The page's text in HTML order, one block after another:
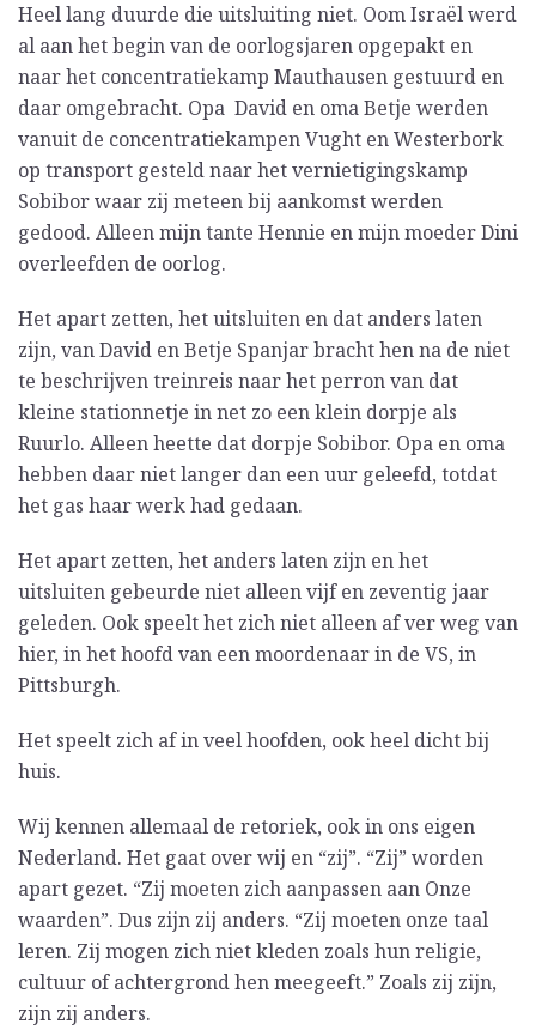
Heel lang duurde die uitsluiting niet. Oom Israël werd
al aan het begin van de oorlogsjaren opgepakt en
naar het concentratiekamp Mauthausen gestuurd en
daar omgebracht. Opa David en oma Betje werden
vanuit de concentratiekampen Vught en Westerbork
op transport gesteld naar het vernietigingskamp
Sobibor waar zij meteen bij aankomst werden
gedood. Alleen mijn tante Hennie en mijn moeder Dini
overleefden de oorlog.
Het apart zetten, het uitsluiten en dat anders laten
zijn, van David en Betje Spanjar bracht hen na de niet
te beschrijven treinreis naar het perron van dat
kleine stationnetje in net zo een klein dorpje als
Ruurlo. Alleen heette dat dorpje Sobibor. Opa en oma
hebben daar niet langer dan een uur geleefd, totdat
het gas haar werk had gedaan.
Het apart zetten, het anders laten zijn en het
uitsluiten gebeurde niet alleen vijf en zeventig jaar
geleden. Ook speelt het zich niet alleen af ver weg van
hier, in het hoofd van een moordenaar in de VS, in
Pittsburgh.
Het speelt zich af in veel hoofden, ook heel dicht bij
huis.
Wij kennen allemaal de retoriek, ook in ons eigen
Nederland. Het gaat over wij en “zij”. “Zij” worden
apart gezet. “Zij moeten zich aanpassen aan Onze
waarden”. Dus zijn zij anders. “Zij moeten onze taal
leren. Zij mogen zich niet kleden zoals hun religie,
cultuur of achtergrond hen meegeeft.” Zoals zij zijn,
zijn zij anders.